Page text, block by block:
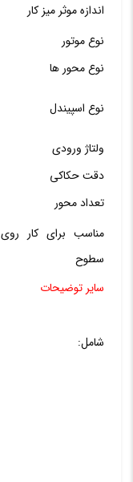
اندازه موثر میز کار
نوع موتور
نوع محور ها
نوع اسپیندل
ولتاژ ورودی
دقت حکاکی
تعداد محور
مناسب برای کار روی
سطوح
سایر توضیحات
شامل: